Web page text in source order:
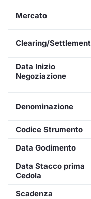
Mercato
Clearing/Settlement
Data Inizio
Negoziazione
Denominazione
Codice Strumento
Data Godimento
Data Stacco prima
Cedola
Scadenza